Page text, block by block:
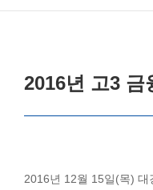
2016년 고3 금
2016년 12월 15일(목) 대